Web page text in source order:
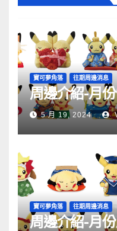
寶可夢角落 往期周邊消息
周邊介紹-月
5 月 19, 2024
寶可夢角落 往期周邊消息
周邊介紹-月